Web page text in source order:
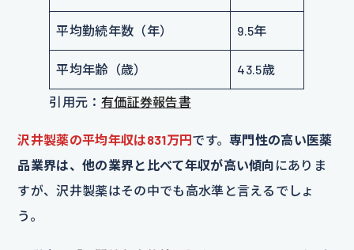
平均勤続年数（年） 9.5年
平均年齢（歳） 43.5歳
引用元： 有価証券報告書
沢井製薬の平均年収は831万円です。専門性の高い医薬
品業界は、他の業界と比べて年収が高い傾向 にありま
すが、沢井製薬はその中でも高水準と言えるでしょ
う。